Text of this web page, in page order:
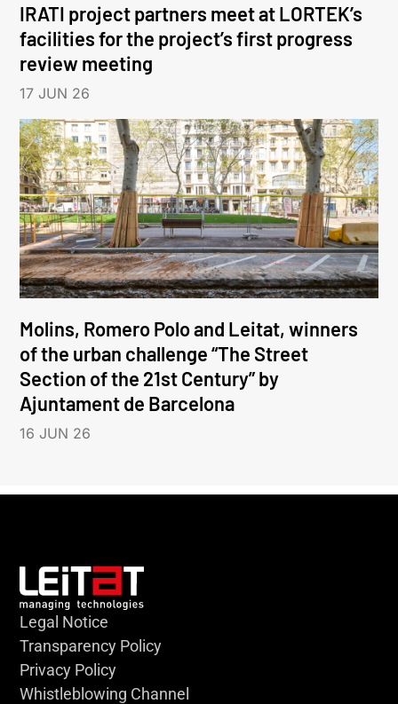
IRATI project partners meet at LORTEK’s
facilities for the project’s first progress
review meeting
17 JUN 26
Molins, Romero Polo and Leitat, winners
of the urban challenge “The Street
Section of the 21st Century” by
Ajuntament de Barcelona
16 JUN 26
Legal Notice
Transparency Policy
Privacy Policy
Whistleblowing Channel